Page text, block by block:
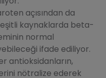
açısından da
kaynaklarda beta-
normal
ifade ediliyor.
antioksidanların,
nötralize ederek